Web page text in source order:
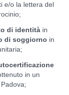
e/o la lettera del
di identità in
di soggiorno in
in un